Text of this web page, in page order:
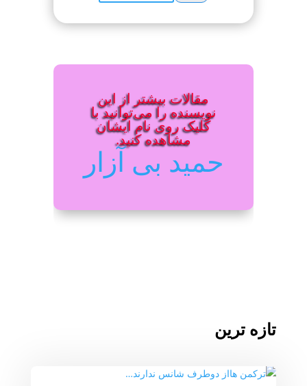
مقالات بیشتر از این
نویسنده را می‌توانید با
کلیک روی نام ایشان
مشاهده کنید.
حمید بی آزار
تازه ترین